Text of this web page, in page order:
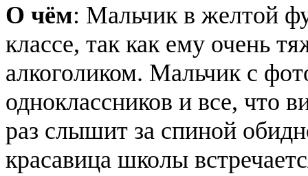
О чём: Мальчик в желтой
классе, так как ему очень
алкоголиком. Мальчик с
одноклассников и все, что
раз слышит за спиной
красавица школы